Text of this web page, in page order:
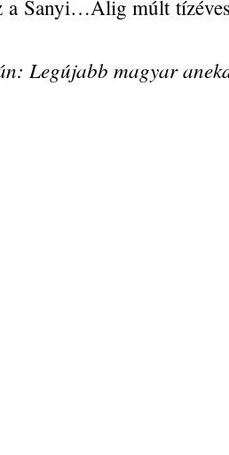
a Sanyi…Alig múlt
Legújabb magyar